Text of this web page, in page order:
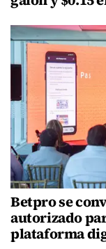
Betpro se
autorizado
plataforma